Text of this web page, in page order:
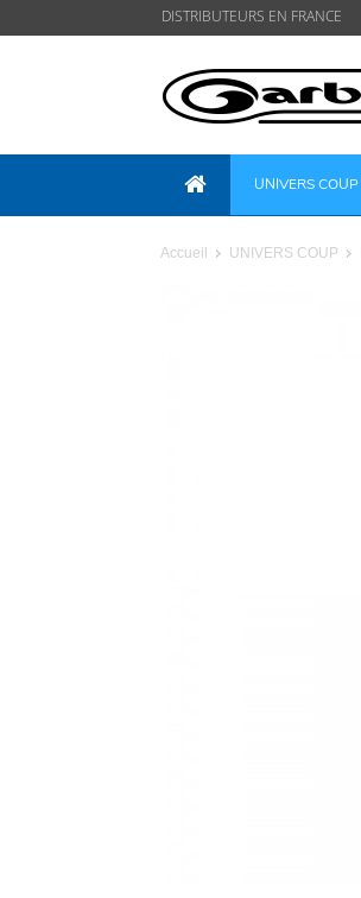
DISTRIBUTEURS EN FRANCE
UNIVERS COUP
Accueil UNIVERS COUP